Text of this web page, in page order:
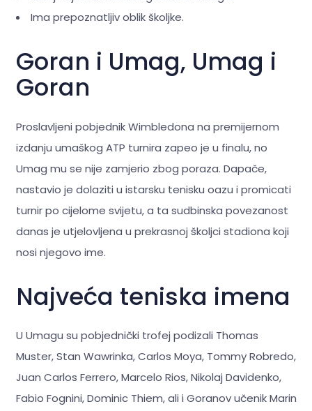
Ima prepoznatljiv oblik školjke.
Goran i Umag, Umag i
Goran
Proslavljeni pobjednik Wimbledona na premijernom
izdanju umaškog ATP turnira zapeo je u finalu, no
Umag mu se nije zamjerio zbog poraza. Dapače,
nastavio je dolaziti u istarsku tenisku oazu i promicati
turnir po cijelome svijetu, a ta sudbinska povezanost
danas je utjelovljena u prekrasnoj školjci stadiona koji
nosi njegovo ime.
Najveća teniska imena
U Umagu su pobjednički trofej podizali Thomas
Muster, Stan Wawrinka, Carlos Moya, Tommy Robredo,
Juan Carlos Ferrero, Marcelo Rios, Nikolaj Davidenko,
Fabio Fognini, Dominic Thiem, ali i Goranov učenik Marin